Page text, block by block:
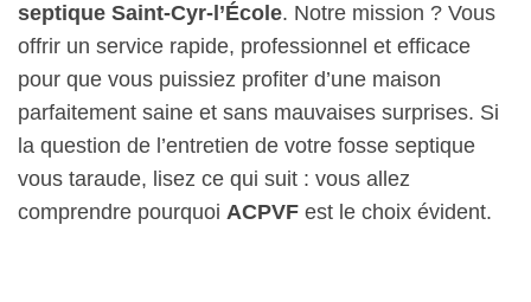
septique Saint-Cyr-l’École. Notre mission ? Vous
offrir un service rapide, professionnel et efficace
pour que vous puissiez profiter d’une maison
parfaitement saine et sans mauvaises surprises. Si
la question de l’entretien de votre fosse septique
vous taraude, lisez ce qui suit : vous allez
comprendre pourquoi ACPVF est le choix évident.